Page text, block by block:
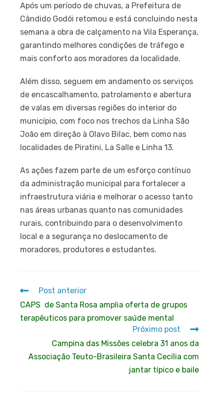
Após um período de chuvas, a Prefeitura de
Cândido Godói retomou e está concluindo nesta
semana a obra de calçamento na Vila Esperança,
garantindo melhores condições de tráfego e
mais conforto aos moradores da localidade.
Além disso, seguem em andamento os serviços
de encascalhamento, patrolamento e abertura
de valas em diversas regiões do interior do
município, com foco nos trechos da Linha São
João em direção à Olavo Bilac, bem como nas
localidades de Piratini, La Salle e Linha 13.
As ações fazem parte de um esforço contínuo
da administração municipal para fortalecer a
infraestrutura viária e melhorar o acesso tanto
nas áreas urbanas quanto nas comunidades
rurais, contribuindo para o desenvolvimento
local e a segurança no deslocamento de
moradores, produtores e estudantes.
Post anterior
CAPS de Santa Rosa amplia oferta de grupos
terapêuticos para promover saúde mental
Próximo post
Campina das Missões celebra 31 anos da
Associação Teuto-Brasileira Santa Cecília com
jantar típico e baile